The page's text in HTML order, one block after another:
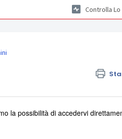
Controlla
la possibilità di accedervi